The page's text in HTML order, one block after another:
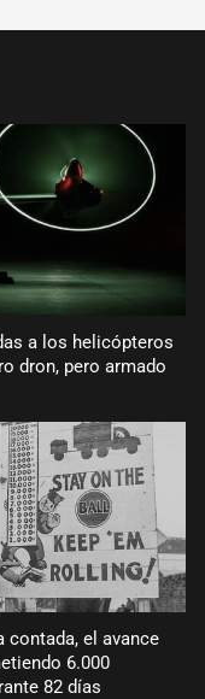
a los helicópteros
dron, pero armado
contada, el avance
6.000
82 días